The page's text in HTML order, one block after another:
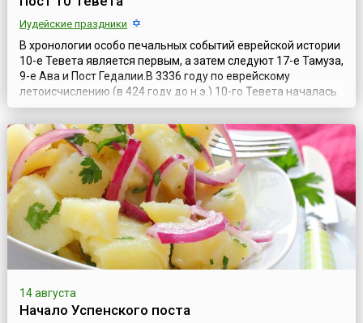
Иудейские праздники
В хронологии особо печальных событий еврейской истории
10-е Тевета является первым, а затем следуют 17-е Тамуза,
9-е Ава и Пост Гедалии.В 3336 году по еврейскому
летоисчислению (в 424 году до н.э.) 10-го Тевета началась
осада Иерусалима вавилонским царем Навуходоносором.
Осада была длительной и тяжелой и завершилась
захватом города и его разрушением, сожжением Храма и
высылкой евреев в Вавилон...
14 августа
Начало Успенского поста